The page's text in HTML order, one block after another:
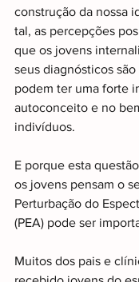
construção da nossa
tal, as percepções
que os jovens
seus diagnósticos
podem ter uma forte
autoconceito e no
indivíduos.
E porque esta
os jovens pensam o
Perturbação do
(PEA) pode ser
Muitos dos pais e